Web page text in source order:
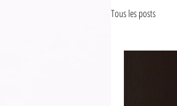
Tous les posts